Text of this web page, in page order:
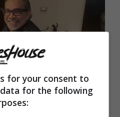
for your consent to
for the following